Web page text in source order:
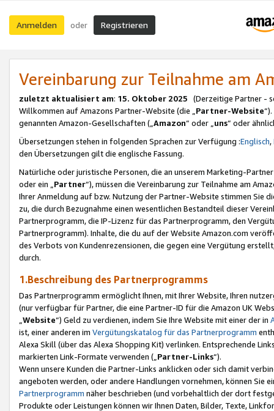
Anmelden oder Registrieren
Vereinbarung zur Teilnahme am
zuletzt aktualisiert am: 15. Oktober 2025 (Derzeitige Partner -
Willkommen auf Amazons Partner-Website (die „Partner-Website
genannten Amazon-Gesellschaften („Amazon“ oder „uns“ oder
Übersetzungen stehen in folgenden Sprachen zur Verfügung :Englisch,
den Übersetzungen gilt die englische Fassung.
Natürliche oder juristische Personen, die an unserem Marketing-
oder ein „Partner“), müssen die Vereinbarung zur Teilnahme am
Ihrer Anmeldung auf bzw. Nutzung der Partner-Website stimmen Sie
zu, die durch Bezugnahme einen wesentlichen Bestandteil dieser
Partnerprogramm, die IP-Lizenz für das Partnerprogramm, den
Partnerprogramm). Inhalte, die du auf der Website Amazon.com
des Verbots von Kundenrezensionen, die gegen eine Vergütung
durch.
1.Beschreibung des Partnerprogramms
Das Partnerprogramm ermöglicht Ihnen, mit Ihrer Website, Ihren
(nur verfügbar für Partner, die eine Partner-ID für die Amazon UK
Website“) Geld zu verdienen, indem Sie Ihre Website mit einer der in
ist, einer anderen im Vergütungskatalog für das Partnerprogramm
Alexa Skill (über das Alexa Shopping Kit) verlinken. Entsprechende
markierten Link-Formate verwenden („ Partner-Links“).
Wenn unsere Kunden die Partner-Links anklicken oder sich damit
angeboten werden, oder andere Handlungen vornehmen, können Sie
Partnerprogramm näher beschrieben (und vorbehaltlich der dort
Produkte oder Leistungen können wir Ihnen Daten, Bilder, Texte,